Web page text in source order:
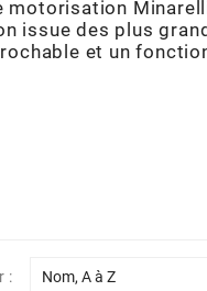
motorisation
issue des plus
et un
: Nom, A à Z